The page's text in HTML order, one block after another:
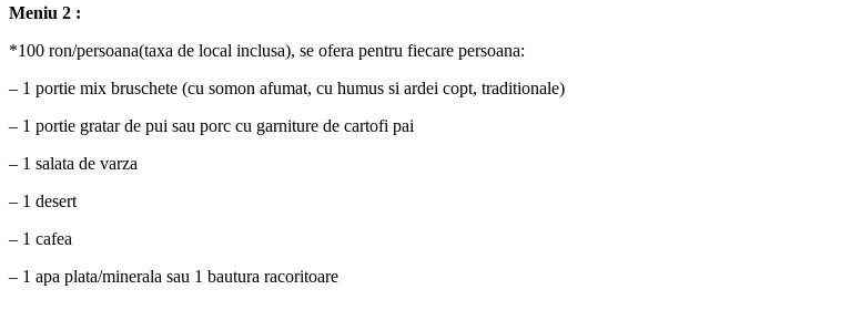
Meniu 2 :
*100 ron/persoana(taxa de local inclusa), se ofera pentru fiecare persoana:
– 1 portie mix bruschete (cu somon afumat, cu humus si ardei copt, traditionale)
– 1 portie gratar de pui sau porc cu garniture de cartofi pai
– 1 salata de varza
– 1 desert
– 1 cafea
– 1 apa plata/minerala sau 1 bautura racoritoare